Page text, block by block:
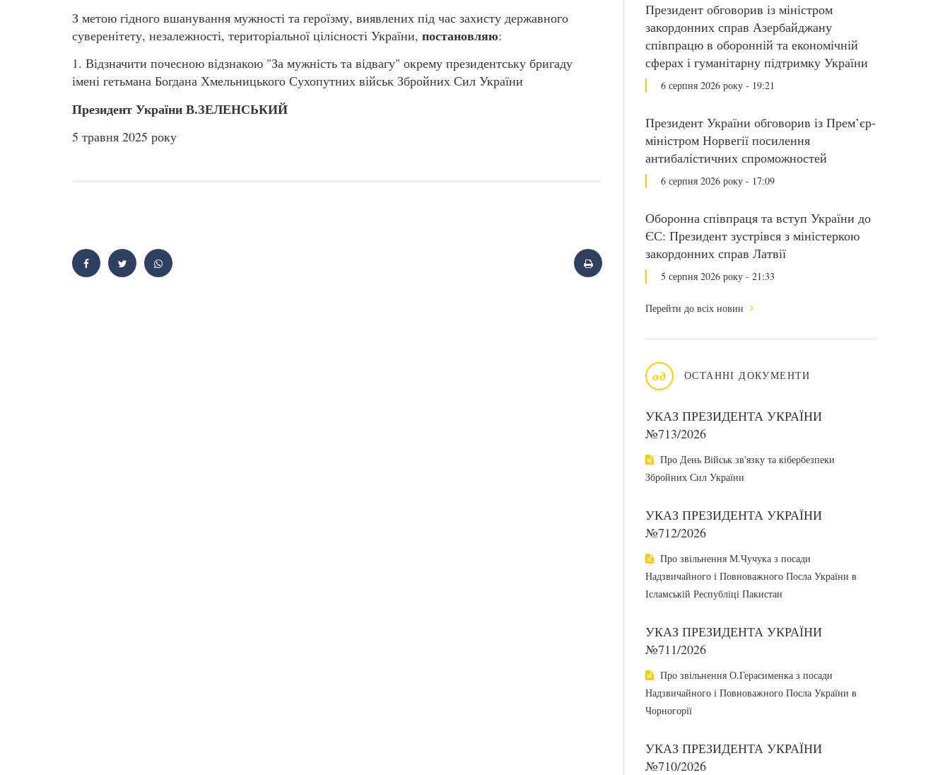
Президент обговорив із міністром
закордонних справ Азербайджану
співпрацю в оборонній та економічній
сферах і гуманітарну підтримку України
6 серпня 2026 року - 19:21
Президент України обговорив із Прем’єр-
міністром Норвегії посилення
антибалістичних спроможностей
6 серпня 2026 року - 17:09
Оборонна співпраця та вступ України до
ЄС: Президент зустрівся з міністеркою
закордонних справ Латвії
5 серпня 2026 року - 21:33
Перейти до всіх новин
од ОСТАННІ ДОКУМЕНТИ
УКАЗ ПРЕЗИДЕНТА УКРАЇНИ
№713/2026
Про День Військ зв'язку та кібербезпеки
Збройних Сил України
УКАЗ ПРЕЗИДЕНТА УКРАЇНИ
№712/2026
Про звільнення М.Чучука з посади
Надзвичайного і Повноважного Посла України в
Ісламській Республіці Пакистан
УКАЗ ПРЕЗИДЕНТА УКРАЇНИ
№711/2026
Про звільнення О.Герасименка з посади
Надзвичайного і Повноважного Посла України в
Чорногорії
УКАЗ ПРЕЗИДЕНТА УКРАЇНИ
№710/2026
З метою гідного вшанування мужності та героїзму, виявлених під час захисту державного
суверенітету, незалежності, територіальної цілісності України, постановляю:
1. Відзначити почесною відзнакою "За мужність та відвагу" окрему президентську бригаду
імені гетьмана Богдана Хмельницького Сухопутних військ Збройних Сил України
Президент України В.ЗЕЛЕНСЬКИЙ
5 травня 2025 року